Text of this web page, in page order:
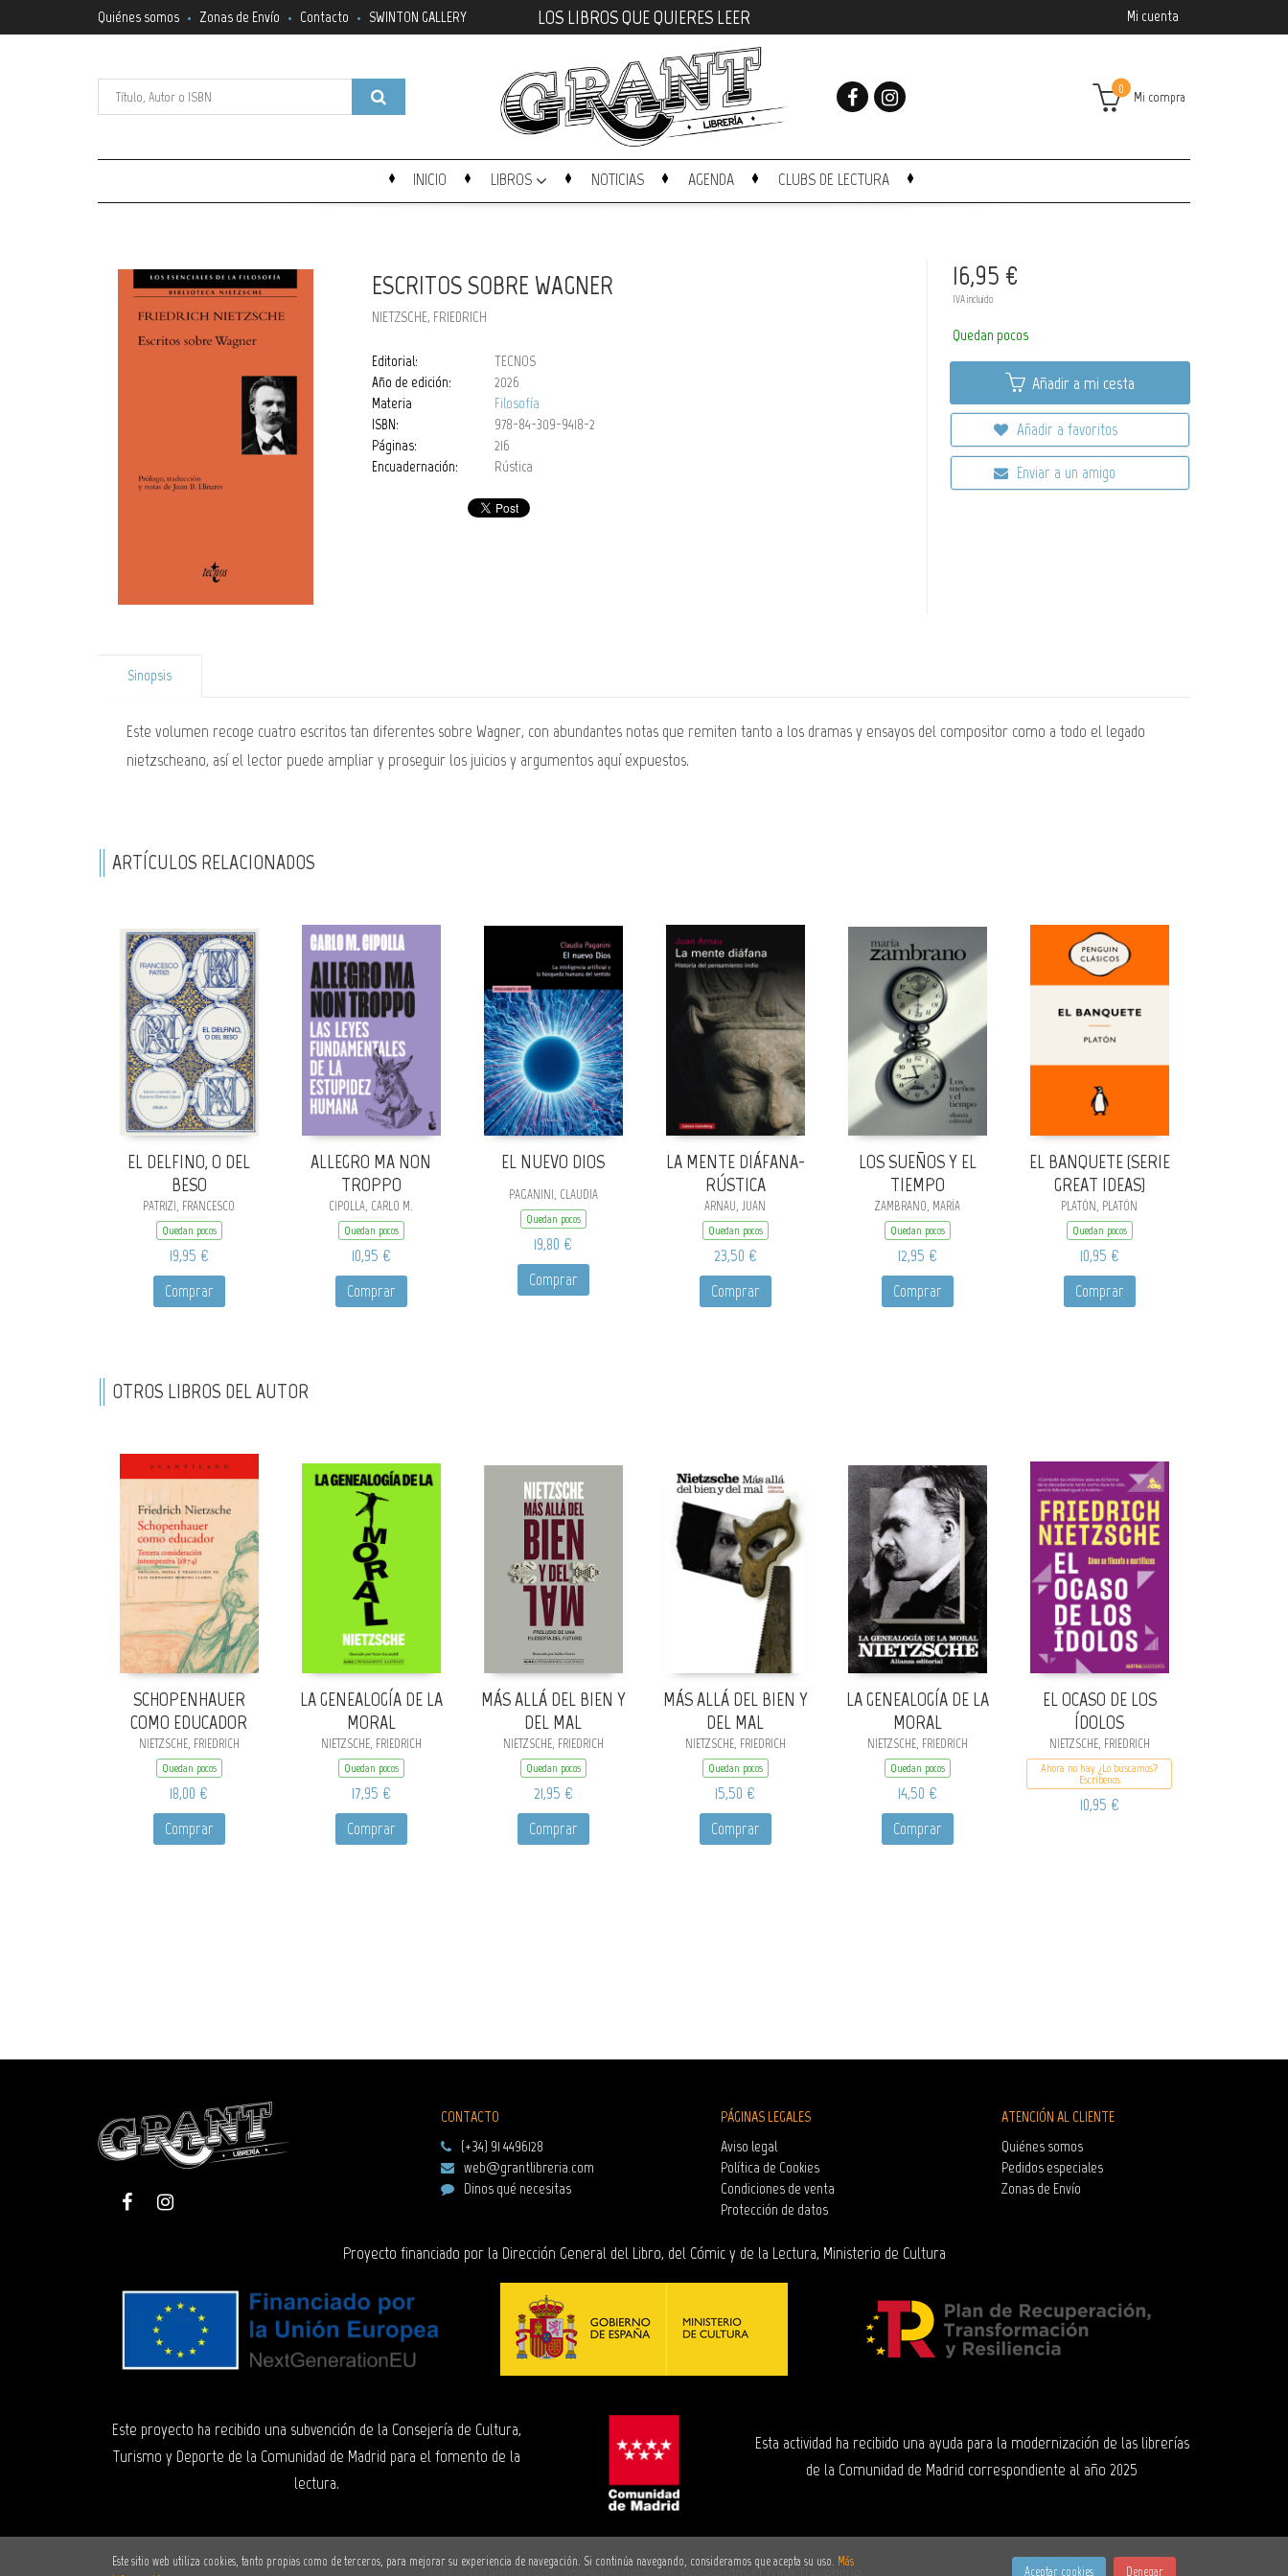
Mi cuenta
Quiénes somos Zonas de Envío Contacto SWINTON GALLERY LOS LIBROS QUE QUIERES LEER
Mi compra
0
INICIO LIBROS NOTICIAS AGENDA CLUBS DE LECTURA
ESCRITOS SOBRE WAGNER
NIETZSCHE, FRIEDRICH
Editorial:
TECNOS
Año de edición:
2026
Materia
Filosofía
ISBN:
978-84-309-9418-2
Páginas:
216
Encuadernación:
Rústica
16,95 €
IVA incluido
Quedan pocos
Añadir a mi cesta
Añadir a favoritos
Enviar a un amigo
Sinopsis
Este volumen recoge cuatro escritos tan diferentes sobre Wagner, con abundantes notas que remiten tanto a los dramas y ensayos del compositor como a todo el legado
nietzscheano, así el lector puede ampliar y proseguir los juicios y argumentos aquí expuestos.
ARTÍCULOS RELACIONADOS
EL DELFINO, O DEL
BESO
PATRIZI, FRANCESCO
Quedan pocos
19,95 €
Comprar
ALLEGRO MA NON
TROPPO
CIPOLLA, CARLO M.
Quedan pocos
10,95 €
Comprar
EL NUEVO DIOS
PAGANINI, CLAUDIA
Quedan pocos
19,80 €
Comprar
LA MENTE DIÁFANA-
RÚSTICA
ARNAU, JUAN
Quedan pocos
23,50 €
Comprar
LOS SUEÑOS Y EL
TIEMPO
ZAMBRANO, MARÍA
Quedan pocos
12,95 €
Comprar
EL BANQUETE (SERIE
GREAT IDEAS)
PLATÓN, PLATÓN
Quedan pocos
10,95 €
Comprar
OTROS LIBROS DEL AUTOR
SCHOPENHAUER
COMO EDUCADOR
NIETZSCHE, FRIEDRICH
Quedan pocos
18,00 €
Comprar
LA GENEALOGÍA DE LA
MORAL
NIETZSCHE, FRIEDRICH
Quedan pocos
17,95 €
Comprar
MÁS ALLÁ DEL BIEN Y
DEL MAL
NIETZSCHE, FRIEDRICH
Quedan pocos
21,95 €
Comprar
MÁS ALLÁ DEL BIEN Y
DEL MAL
NIETZSCHE, FRIEDRICH
Quedan pocos
15,50 €
Comprar
LA GENEALOGÍA DE LA
MORAL
NIETZSCHE, FRIEDRICH
Quedan pocos
14,50 €
Comprar
EL OCASO DE LOS
ÍDOLOS
NIETZSCHE, FRIEDRICH
Ahora no hay ¿Lo buscamos?
Escribenos
10,95 €
CONTACTO
(+34) 91 4496128
web@grantlibreria.com
Dinos qué necesitas
PÁGINAS LEGALES
Aviso legal
Política de Cookies
Condiciones de venta
Protección de datos
ATENCIÓN AL CLIENTE
Quiénes somos
Pedidos especiales
Zonas de Envío
Proyecto financiado por la Dirección General del Libro, del Cómic y de la Lectura, Ministerio de Cultura
Este proyecto ha recibido una subvención de la Consejería de Cultura,
Turismo y Deporte de la Comunidad de Madrid para el fomento de la
lectura.
Esta actividad ha recibido una ayuda para la modernización de las librerías
de la Comunidad de Madrid correspondiente al año 2025
Este sitio web utiliza cookies, tanto propias como de terceros, para mejorar su experiencia de navegación. Si continúa navegando, consideramos que acepta su uso. Más
Aceptar cookies Denegar